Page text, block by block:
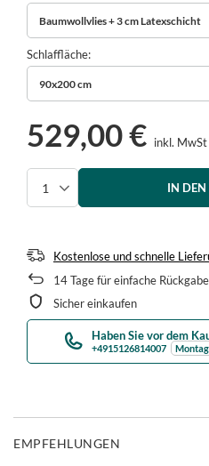
Baumwollvlies + 3 cm Latexschicht
Schlaffläche
90x200 cm
529,00 € inkl. MwSt
IN
Kostenlose und schnelle
14Tage für einfache Rückgabe
Sicher einkaufen
Haben Sie vor dem
+4915126814007
EMPFEHLUNGEN